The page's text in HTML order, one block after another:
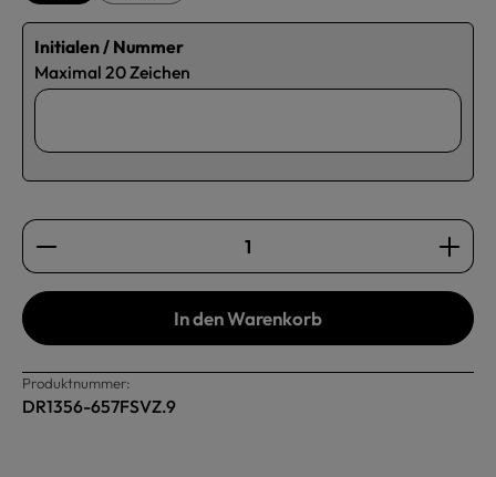
Initialen / Nummer
Maximal 20 Zeichen
Produkt Anzahl: Gib den gewünschten Wert ein
In den Warenkorb
Produktnummer:
DR1356-657FSVZ.9